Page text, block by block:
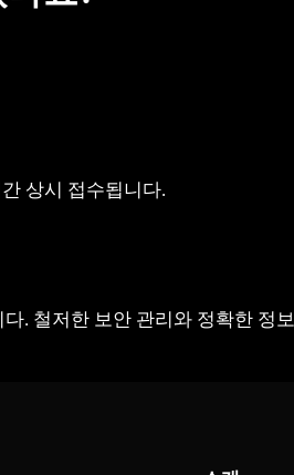
상시 접수됩니다.
. 철저한 보안 관리와 정확한